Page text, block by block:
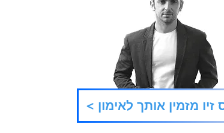
זיו מזמין אותך לאימון